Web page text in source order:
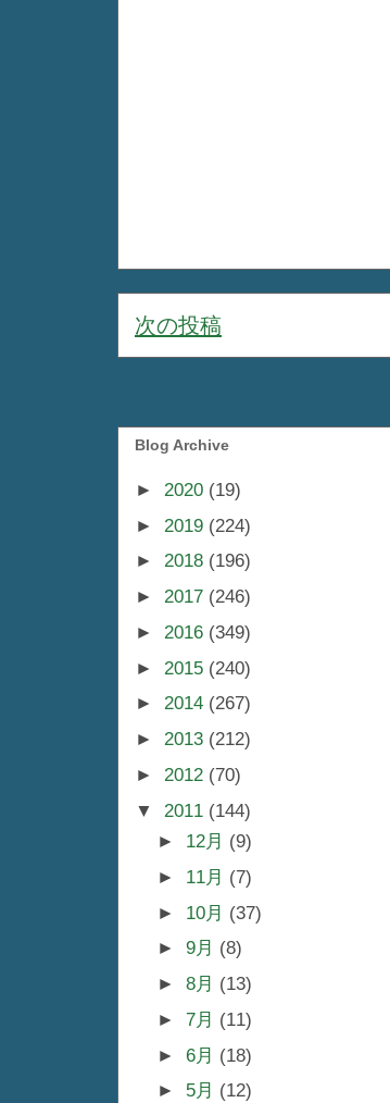
次の投稿
Blog Archive
► 2020 (19)
► 2019 (224)
► 2018 (196)
► 2017 (246)
► 2016 (349)
► 2015 (240)
► 2014 (267)
► 2013 (212)
► 2012 (70)
▼ 2011 (144)
► 12月 (9)
► 11月 (7)
► 10月 (37)
►9月 (8)
►8月 (13)
►7月 (11)
►6月 (18)
► 5月 (12)